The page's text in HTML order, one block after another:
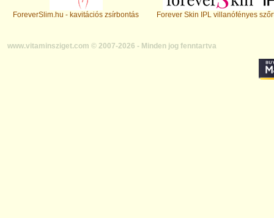
ForeverSlim.hu - kavitációs zsírbontás Forever Skin IPL villanófényes
www.vitaminsziget.com © 2007-2026 - Minden jog fenntartva